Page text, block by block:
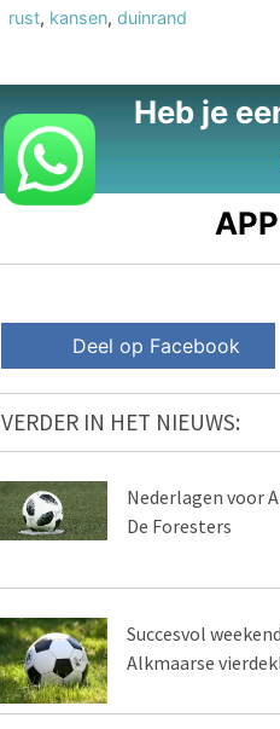
rust, kansen, duinrand
Heb je
Deel op Facebook
VERDER IN HET NIEUWS:
Nederlagen voor
De Foresters
Succesvol
Alkmaarse